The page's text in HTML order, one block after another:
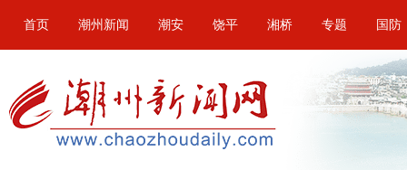
首页 潮州新闻 潮安 饶平 湘桥 专题 国防